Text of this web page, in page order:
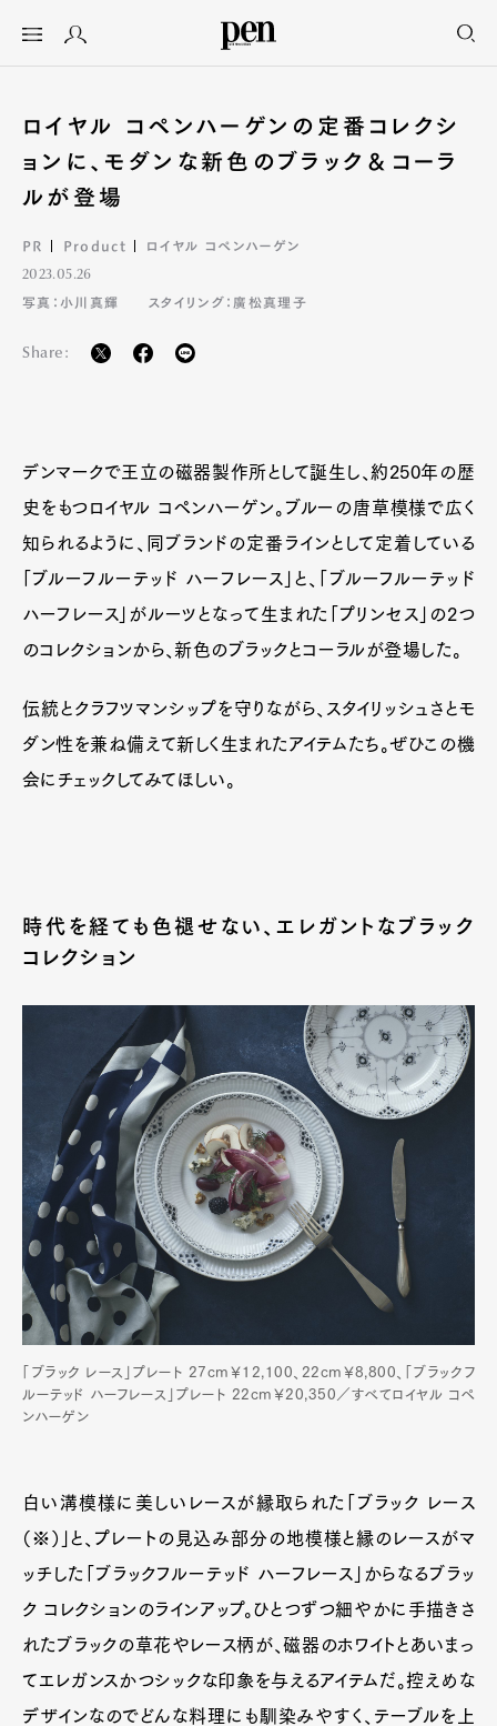
ロイヤル コペンハーゲンの定番コレクシ
ョンに、モダンな新色のブラック＆コーラ
ルが登場
PR Product ロイヤル コペンハーゲン
2023.05.26
写真：小川真輝
スタイリング：廣松真理子
Share:
デンマークで王立の磁器製作所として誕生し、約250年の歴
史をもつロイヤル コペンハーゲン。ブルーの唐草模様で広く
知られるように、同ブランドの定番ラインとして定着している
「ブルーフルーテッド ハーフレース」と、「ブルーフルーテッド
ハーフレース」がルーツとなって生まれた「プリンセス」の2つ
のコレクションから、新色のブラックとコーラルが登場した。
伝統とクラフツマンシップを守りながら、スタイリッシュさとモ
ダン性を兼ね備えて新しく生まれたアイテムたち。ぜひこの機
会にチェックしてみてほしい。
時代を経ても色褪せない、エレガントなブラック
コレクション
「ブラック レース」プレート 27cm￥12,100、22cm￥8,800、「ブラックフ
ルーテッド ハーフレース」プレート 22cm￥20,350／すべてロイヤル コペ
ンハーゲン
白い溝模様に美しいレースが縁取られた「ブラック レース
（※）」と、プレートの見込み部分の地模様と縁のレースがマ
ッチした「ブラックフルーテッド ハーフレース」からなるブラッ
ク コレクションのラインアップ。ひとつずつ細やかに手描きさ
れたブラックの草花やレース柄が、磁器のホワイトとあいまっ
てエレガンスかつシックな印象を与えるアイテムだ。控えめな
デザインなのでどんな料理にも馴染みやすく、テーブルを上